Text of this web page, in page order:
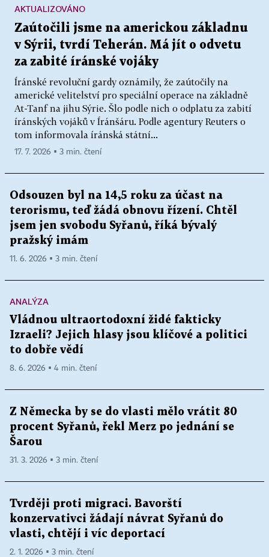
Zaútočili jsme na americkou základnu
v Sýrii, tvrdí Teherán. Má jít o odvetu
za zabité íránské vojáky
Íránské revoluční gardy oznámily, že zaútočily na
americké velitelství pro speciální operace na základně
At-Tanf na jihu Sýrie. Šlo podle nich o odplatu za zabití
íránských vojáků v Íránšáru. Podle agentury Reuters o
tom informovala íránská státní...
AKTUALIZOVÁNO
17. 7. 2026 ▪ 3 min. čtení
Odsouzen byl na 14,5 roku za účast na
terorismu, teď žádá obnovu řízení. Chtěl
jsem jen svobodu Syřanů, říká bývalý
pražský imám
11. 6. 2026 ▪ 3 min. čtení
ANALÝZA
Vládnou ultraortodoxní židé fakticky
Izraeli? Jejich hlasy jsou klíčové a politici
to dobře vědí
8. 6. 2026 ▪ 4 min. čtení
Z Německa by se do vlasti mělo vrátit 80
procent Syřanů, řekl Merz po jednání se
Šarou
31. 3. 2026 ▪ 3 min. čtení
Tvrději proti migraci. Bavorští
konzervativci žádají návrat Syřanů do
vlasti, chtějí i víc deportací
2. 1. 2026 ▪ 3 min. čtení